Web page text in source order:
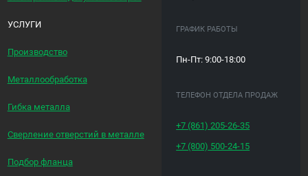
УСЛУГИ
Производство
Металлообработка
Гибка металла
Сверление отверстий в металле
Подбор фланца
ГРАФИК РАБОТЫ
Пн-Пт: 9:00-18:00
ТЕЛЕФОН ОТДЕЛА ПРОДАЖ
+7 (861)205-26-35
+7 (800) 500-24-15